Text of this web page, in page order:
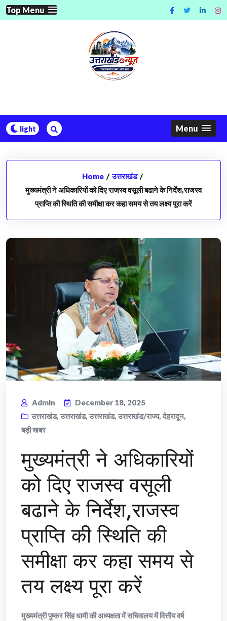
Skip
to
Top Menu
Menu
Home / उत्तराखंड /
मुख्यमंत्री ने अधिकारियों को दिए राजस्व वसूली बढाने के निर्देश,राजस्व
प्राप्ति की स्थिति की समीक्षा कर कहा समय से तय लक्ष्य पूरा करें
Admin
December 18, 2025
उत्तराखंड, उत्तराखंड, उत्तराखंड, उत्तराखंड/राज्य, देहरादून,
बड़ी खबर
मुख्यमंत्री ने अधिकारियों
को दिए राजस्व वसूली
बढाने के निर्देश,राजस्व
प्राप्ति की स्थिति की
समीक्षा कर कहा समय से
तय लक्ष्य पूरा करें
मुख्यमंत्री पुष्कर सिंह धामी की अध्यक्षता में सचिवालय में वित्तीय वर्ष